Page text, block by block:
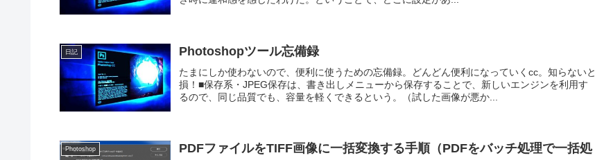
日記 Photoshopツール忘備録
たまにしか使わないので、便利に使うための忘備録。どんどん便利になっていくcc。知らないと
損！■保存系・JPEG保存は、書き出しメニューから保存することで、新しいエンジンを利用す
るので、同じ品質でも、容量を軽くできるという。（試した画像が悪か...
Photoshop
PDFファイルをTIFF画像に一括変換する手順（PDFをバッチ処理で一括処